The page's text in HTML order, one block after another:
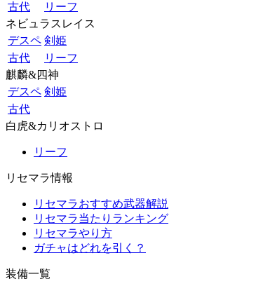
古代
リーフ
ネビュラスレイス
デスペ 剣姫
古代
リーフ
麒麟&四神
デスペ 剣姫
古代
白虎&カリオストロ
リーフ
リセマラ情報
リセマラおすすめ武器解説
リセマラ当たりランキング
リセマラやり方
ガチャはどれを引く？
装備一覧